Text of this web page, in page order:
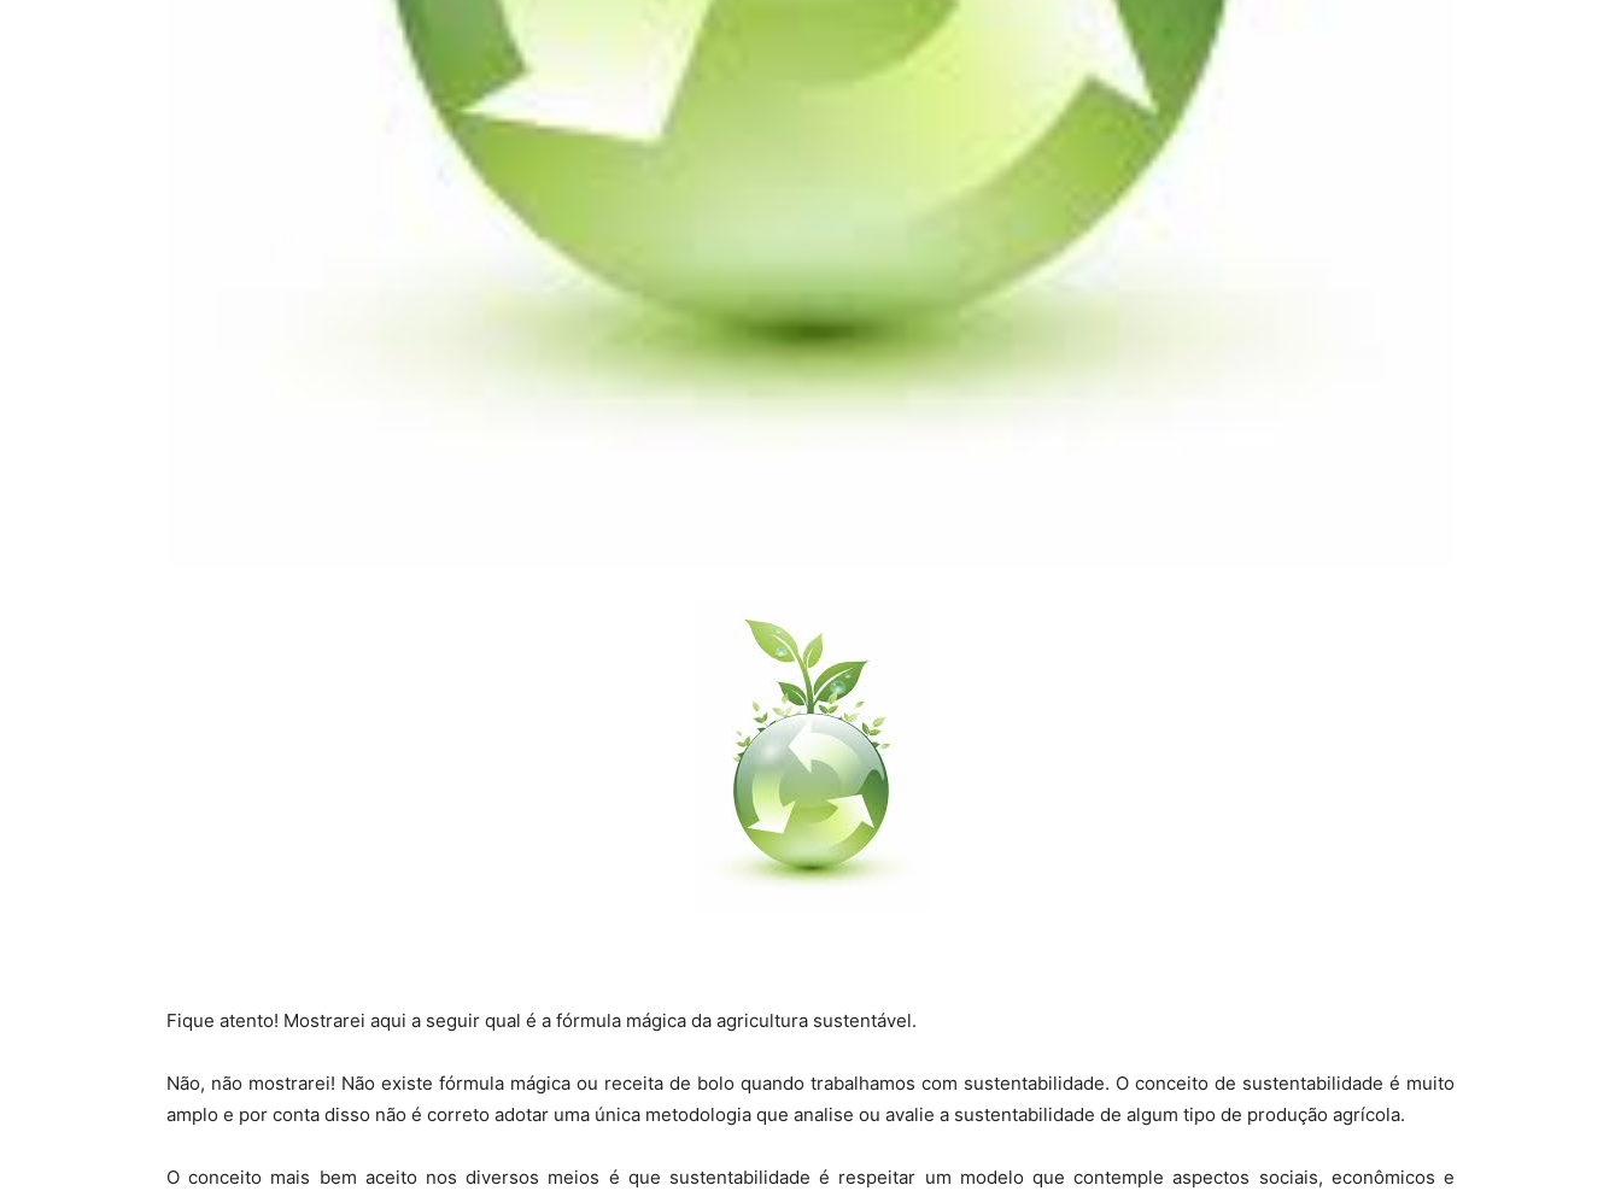
Fique atento! Mostrarei aqui a seguir qual é a fórmula mágica da agricultura sustentável.
Não, não mostrarei! Não existe fórmula mágica ou receita de bolo quando trabalhamos com sustentabilidade. O conceito de sustentabilidade é muito
amplo e por conta disso não é correto adotar uma única metodologia que analise ou avalie a sustentabilidade de algum tipo de produção agrícola.
O conceito mais bem aceito nos diversos meios é que sustentabilidade é respeitar um modelo que contemple aspectos sociais, econômicos e